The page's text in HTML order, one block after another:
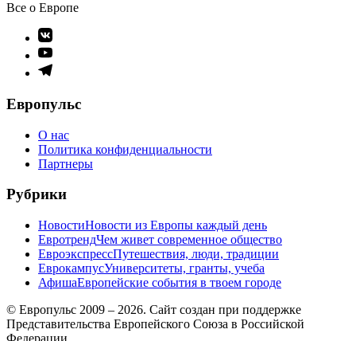
Все о Европе
Элемент
меню
Элемент
меню
Элемент
Европульс
О нас
Политика конфиденциальности
Партнеры
Рубрики
НовостиНовости из Европы каждый день
ЕвротрендЧем живет современное общество
ЕвроэкспрессПутешествия, люди, традиции
ЕврокампусУниверситеты, гранты, учеба
АфишаЕвропейские события в твоем городе
© Европульс 2009 – 2026. Сайт создан при поддержке
Представительства Европейского Союза в Российской
Федерации.